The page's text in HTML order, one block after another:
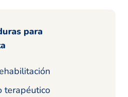
para
terapéutico